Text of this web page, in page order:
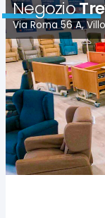
Negozio
Via Roma 56 A,